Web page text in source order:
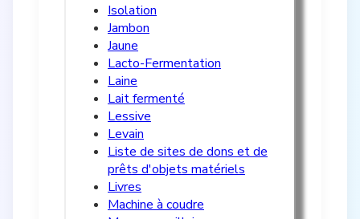
Isolation
Jambon
Jaune
Lacto-Fermentation
Laine
Lait fermenté
Lessive
Levain
Liste de sites de dons et de
prêts d'objets matériels
Livres
Machine à coudre